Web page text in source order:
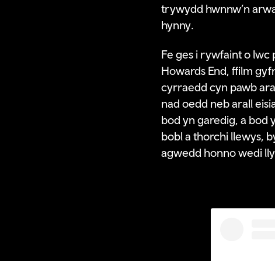
trywydd hwnnw’n
hynny.
Fe ges i rywfaint o lwc
Howards End, ffilm
cyrraedd cyn pawb
nad oedd neb arall
bod yn garedig, a bod
bobl a thorchi llewys,
agwedd honno wedi